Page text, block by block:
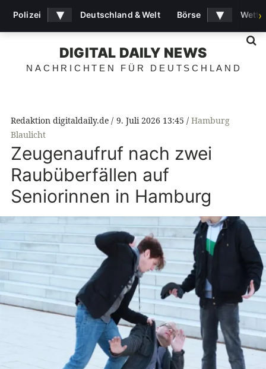
DIGITAL DAILY NEWS
NACHRICHTEN FÜR DEUTSCHLAND
Redaktion digitaldaily.de 9. Juli 2026 13:45
Hamburg
Blaulicht
Zeugenaufruf nach zwei
Raubüberfällen auf
Seniorinnen in Hamburg
Polizei ▾ Deutschland & Welt Börse ▾ ›